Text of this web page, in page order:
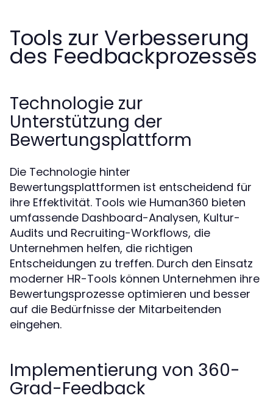
Tools zur Verbesserung
des Feedbackprozesses
Technologie zur
Unterstützung der
Bewertungsplattform
Die Technologie hinter
Bewertungsplattformen ist entscheidend für
ihre Effektivität. Tools wie Human360 bieten
umfassende Dashboard-Analysen, Kultur-
Audits und Recruiting-Workflows, die
Unternehmen helfen, die richtigen
Entscheidungen zu treffen. Durch den Einsatz
moderner HR-Tools können Unternehmen ihre
Bewertungsprozesse optimieren und besser
auf die Bedürfnisse der Mitarbeitenden
eingehen.
Implementierung von 360-
Grad-Feedback